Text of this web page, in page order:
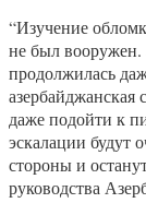
“Изучение
не был вооружен.
продолжилась
азербайджанская
даже подойти к
эскалации будут
стороны и
руководства